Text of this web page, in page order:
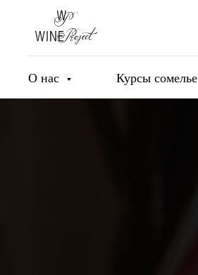
О нас Курсы сомелье